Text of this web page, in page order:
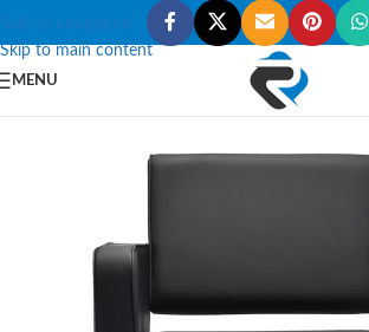
Skip to navigation
Skip to main content
MENU